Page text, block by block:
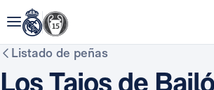
Listado de peñas
Los Tajos de